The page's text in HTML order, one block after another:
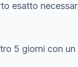
esatto
5 giorni con